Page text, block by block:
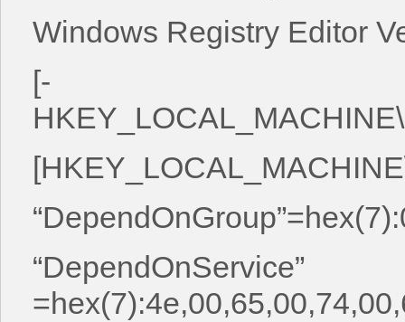
Windows Registry Editor
[-
“DependOnService”